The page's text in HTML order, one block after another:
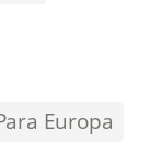
Europa